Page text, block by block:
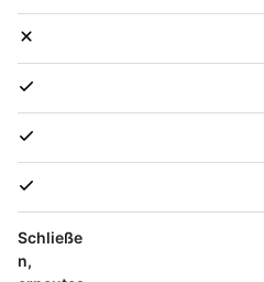
Schließe
n,